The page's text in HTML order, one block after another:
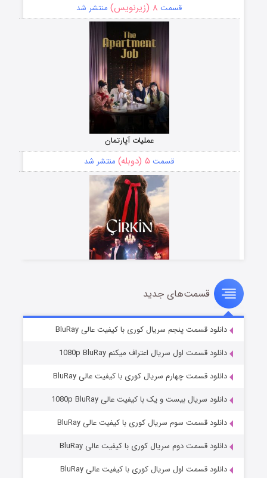
قسمت ۸ (زیرنویس) منتشر شد
عملیات آپارتمان
قسمت ۵ (دوبله) منتشر شد
سریال زشت
قسمت۲ (زیرنویس) منتشر شد
مردگان متحرک: شهر مرده ۳
قسمت۲ (زیرنویس) منتشر شد
قسمت‌های جدید
دانلود قسمت پنجم سریال کوری با کیفیت عالی BluRay
دانلود قسمت اول سریال اعتراف میکنم 1080p BluRay
دانلود قسمت چهارم سریال کوری با کیفیت عالی BluRay
دانلود سریال بیست و یک با کیفیت عالی 1080p BluRay
دانلود قسمت سوم سریال کوری با کیفیت عالی BluRay
دانلود قسمت دوم سریال کوری با کیفیت عالی BluRay
دانلود قسمت اول سریال کوری با کیفیت عالی BluRay